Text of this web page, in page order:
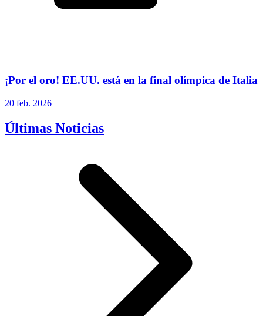
¡Por el oro! EE.UU. está en la final olímpica de Italia
20 feb. 2026
Últimas Noticias